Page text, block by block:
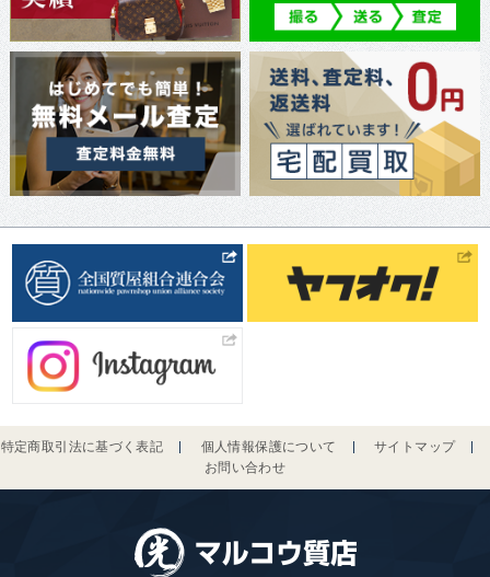
特定商取引法に基づく表記 個人情報保護について
サイトマップ
お問い合わせ